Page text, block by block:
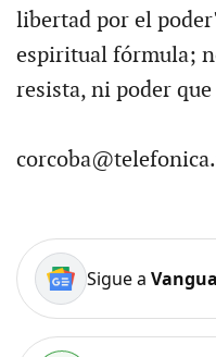
libertad por el
espiritual fórmula;
resista, ni poder
Sigue a